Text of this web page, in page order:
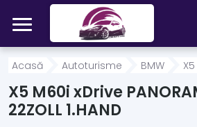
Mergi direct la conținutul principal
Acasă
Autoturisme
Acasă Autoturisme BMW
X5 M60i xDrive
22ZOLL 1.HAND